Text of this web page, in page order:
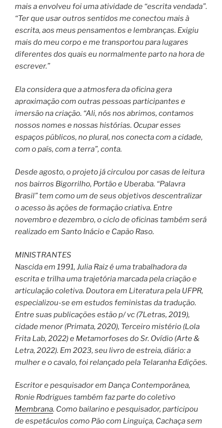
mais a envolveu foi uma atividade de “escrita vendada”.
“Ter que usar outros sentidos me conectou mais à
escrita, aos meus pensamentos e lembranças. Exigiu
mais do meu corpo e me transportou para lugares
diferentes dos quais eu normalmente parto na hora de
escrever.”
Ela considera que a atmosfera da oficina gera
aproximação com outras pessoas participantes e
imersão na criação. “Ali, nós nos abrimos, contamos
nossos nomes e nossas histórias. Ocupar esses
espaços públicos, no plural, nos conecta com a cidade,
com o país, com a terra”, conta.
Desde agosto, o projeto já circulou por casas de leitura
nos bairros Bigorrilho, Portão e Uberaba. “Palavra
Brasil” tem como um de seus objetivos descentralizar
o acesso às ações de formação criativa. Entre
novembro e dezembro, o ciclo de oficinas também será
realizado em Santo Inácio e Capão Raso.
MINISTRANTES
Nascida em 1991, Julia Raiz é uma trabalhadora da
escrita e trilha uma trajetória marcada pela criação e
articulação coletiva. Doutora em Literatura pela UFPR,
especializou-se em estudos feministas da tradução.
Entre suas publicações estão p/ vc (7Letras, 2019),
cidade menor (Primata, 2020), Terceiro mistério (Lola
Frita Lab, 2022) e Metamorfoses do Sr. Ovídio (Arte &
Letra, 2022). Em 2023, seu livro de estreia, diário: a
mulher e o cavalo, foi relançado pela Telaranha Edições.
Escritor e pesquisador em Dança Contemporânea,
Ronie Rodrigues também faz parte do coletivo
Membrana. Como bailarino e pesquisador, participou
de espetáculos como Pão com Linguiça, Cachaça sem